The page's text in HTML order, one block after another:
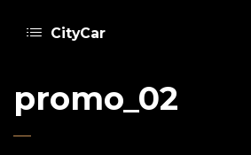
CityCar
promo_02